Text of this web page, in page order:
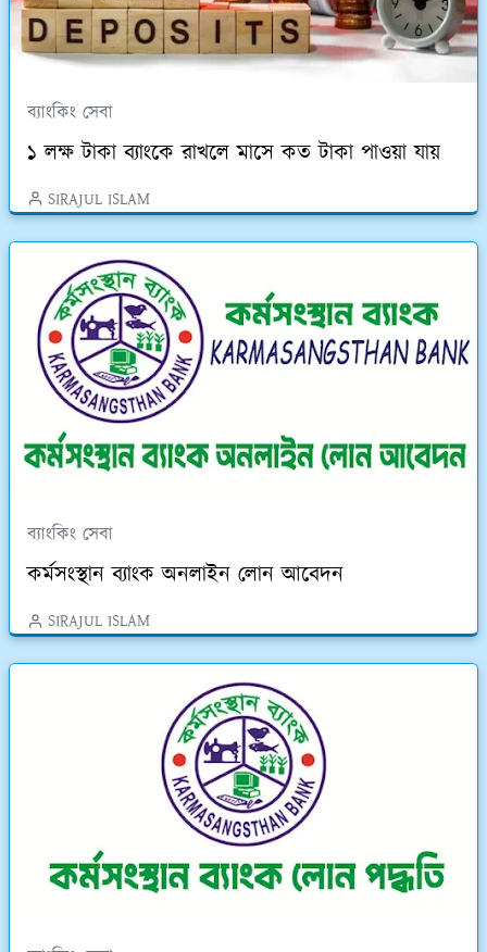
ব্যাংকিং সেবা
১ লক্ষ টাকা ব্যাংকে রাখলে মাসে কত টাকা পাওয়া যায়
SIRAJUL ISLAM
ব্যাংকিং সেবা
কর্মসংস্থান ব্যাংক অনলাইন লোন আবেদন
SIRAJUL ISLAM